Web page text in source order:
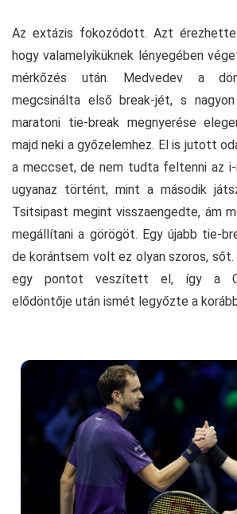
Az extázis fokozódott. Azt
hogy valamelyiküknek lényegében
mérkőzés után. Medvedev a
megcsinálta első break-jét, s
maratoni tie-break megnyerése
majd neki a győzelemhez. El is jutott
a meccset, de nem tudta feltenni az
ugyanaz történt, mint a második
Tsitsipast megint visszaengedte, ám
megállítani a görögöt. Egy újabb tie-
de korántsem volt ez olyan szoros, sőt.
egy pontot veszített el, így a
elődöntője után ismét legyőzte a